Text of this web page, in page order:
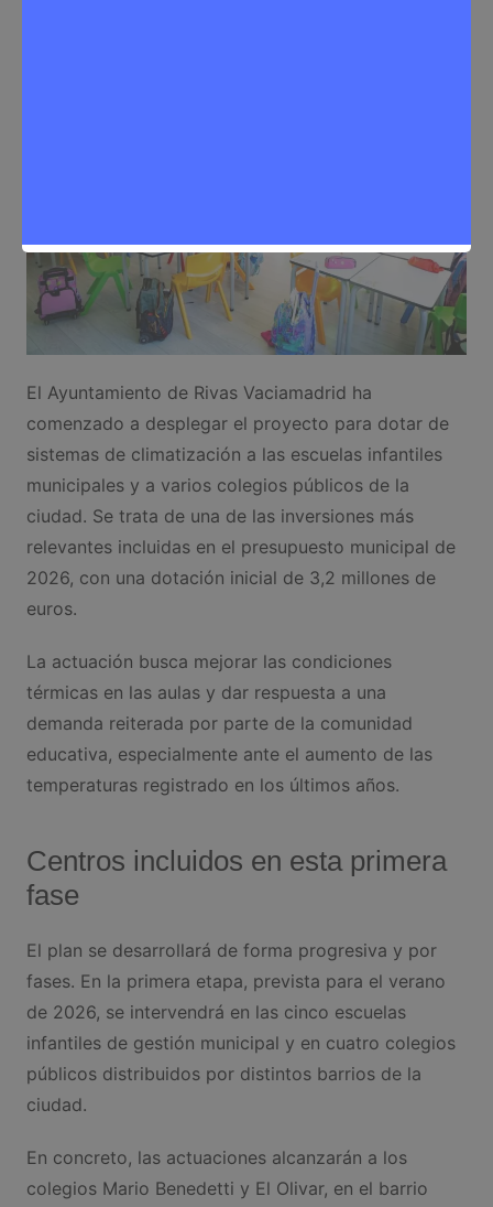
El Ayuntamiento de Rivas Vaciamadrid ha
comenzado a desplegar el proyecto para dotar de
sistemas de climatización a las escuelas infantiles
municipales y a varios colegios públicos de la
ciudad. Se trata de una de las inversiones más
relevantes incluidas en el presupuesto municipal de
2026, con una dotación inicial de 3,2 millones de
euros.
La actuación busca mejorar las condiciones
térmicas en las aulas y dar respuesta a una
demanda reiterada por parte de la comunidad
educativa, especialmente ante el aumento de las
temperaturas registrado en los últimos años.
Centros incluidos en esta primera
fase
El plan se desarrollará de forma progresiva y por
fases. En la primera etapa, prevista para el verano
de 2026, se intervendrá en las cinco escuelas
infantiles de gestión municipal y en cuatro colegios
públicos distribuidos por distintos barrios de la
ciudad.
En concreto, las actuaciones alcanzarán a los
colegios Mario Benedetti y El Olivar, en el barrio